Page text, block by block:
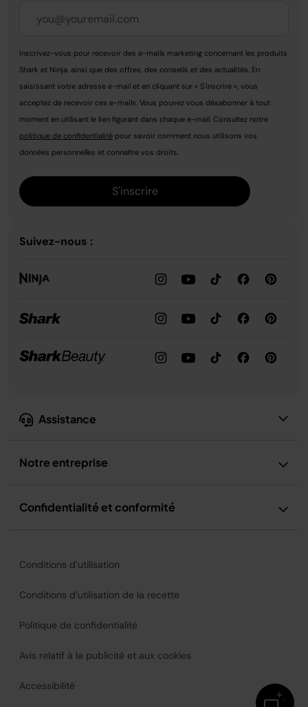
Assistance
Notre entreprise
Confidentialité et conformité
Inscrivez-vous pour recevoir des e-mails marketing concernant les produits
Shark et Ninja, ainsi que des offres, des conseils et des actualités. En
saisissant votre adresse e-mail et en cliquant sur « S'inscrire », vous
acceptez de recevoir ces e-mails. Vous pouvez vous désabonner à tout
moment en utilisant le lien figurant dans chaque e-mail. Consultez notre
politique de confidentialité pour savoir comment nous utilisons vos
données personnelles et connaître vos droits.
S'inscrire
Suivez-nous :
Conditions d’utilisation
Conditions d’utilisation de la recette
Politique de confidentialité
Avis relatif à la publicité et aux cookies
Accessibilité